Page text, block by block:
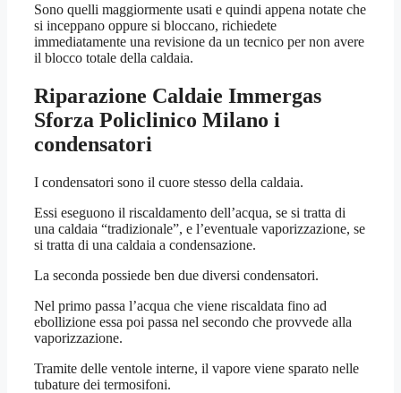
Sono quelli maggiormente usati e quindi appena notate che
si inceppano oppure si bloccano, richiedete
immediatamente una revisione da un tecnico per non avere
il blocco totale della caldaia.
Riparazione Caldaie Immergas
Sforza Policlinico Milano i
condensatori
I condensatori sono il cuore stesso della caldaia.
Essi eseguono il riscaldamento dell’acqua, se si tratta di
una caldaia “tradizionale”, e l’eventuale vaporizzazione, se
si tratta di una caldaia a condensazione.
La seconda possiede ben due diversi condensatori.
Nel primo passa l’acqua che viene riscaldata fino ad
ebollizione essa poi passa nel secondo che provvede alla
vaporizzazione.
Tramite delle ventole interne, il vapore viene sparato nelle
tubature dei termosifoni.